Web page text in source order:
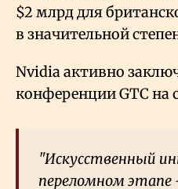
$2 млрд для
в значительной
Nvidia активно
конференции GTC на
"Искусственный
переломном